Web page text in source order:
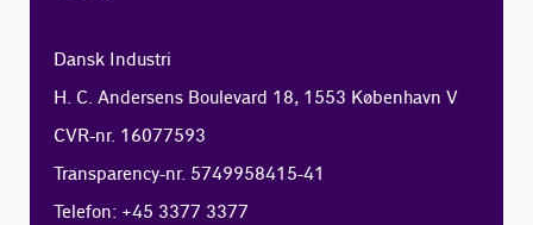
Dansk Industri
H. C. Andersens Boulevard 18, 1553 København V
CVR-nr. 16077593
Transparency-nr. 5749958415-41
Telefon: +45 3377 3377